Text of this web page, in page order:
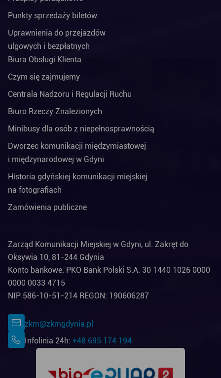
Punkty sprzedaży biletów
Uprawnienia do przejazdów
ulgowych i bezpłatnych
Biura Obsługi Klienta
Czym się zajmujemy
Centrala Nadzoru i Regulacji Ruchu
Biuro Rzeczy Znalezionych
Minibusy dla osób z niepełnosprawnością
Dworzec komunikacji międzymiastowej
i międzynarodowej w Gdyni
Historia gdyńskiej komunikacji miejskiej
na fotografiach
Zamówienia publiczne
Zarząd Komunikacji Miejskiej w Gdyni, ul. Zakręt do
Oksywia 10, 81-244 Gdynia
Konto bankowe: PKO Bank Polski S.A. 30 1440 1026 0000
0000 0033 4715
NIP 586-10-51-214 REGON: 190606287
zkm@zkmgdynia.pl
Infolinia 24h: +48 695 174 194